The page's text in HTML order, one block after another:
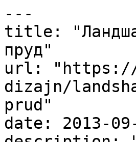
---
title:
пруд"
url: "https://
dizajn/
prud"
date: 2013-